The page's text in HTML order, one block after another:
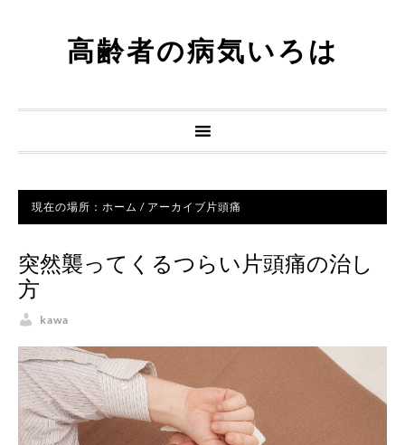
高齢者の病気いろは
現在の場所： ホーム / アーカイブ片頭痛
突然襲ってくるつらい片頭痛の治し
方
kawa